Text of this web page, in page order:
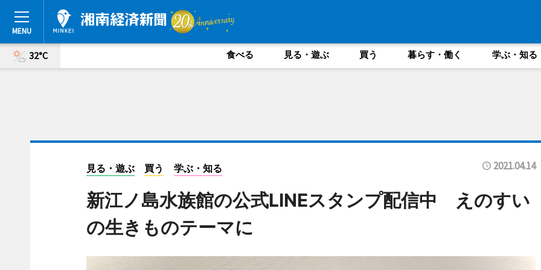
32°C 食べる 見る・遊ぶ 買う 暮らす・働く 学ぶ・知る
見る・遊ぶ 買う 学ぶ・知る 2021.04.14
新江ノ島水族館の公式LINEスタンプ配信中 えのすい
の生きものテーマに